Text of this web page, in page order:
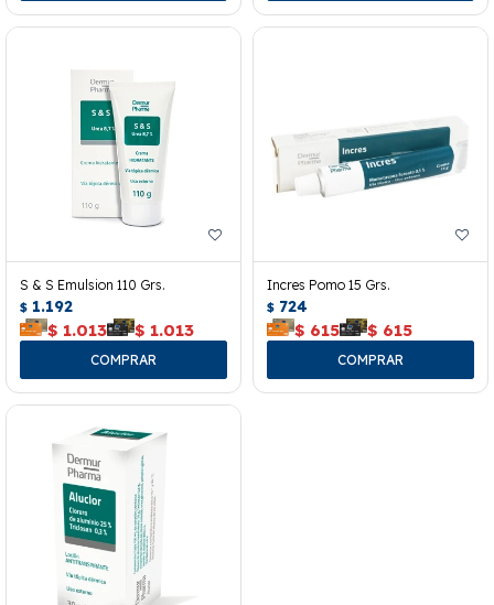
S & S Emulsion 110 Grs.
$ 1.192
$ 1.013 $ 1.013
Incres Pomo 15 Grs.
$ 724
$ 615 $ 615